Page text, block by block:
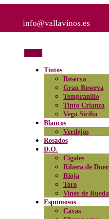
info@vallavinos.es
Tintos
Reserva
Gran Reserva
Tempranillo
Tinto Crianza
Vega Sicilia
Blancos
Verdejos
Rosados
D.O.
Cigales
Ribera de
Rioja
Toro
Vinos de Rueda
Espumosos
Cavas